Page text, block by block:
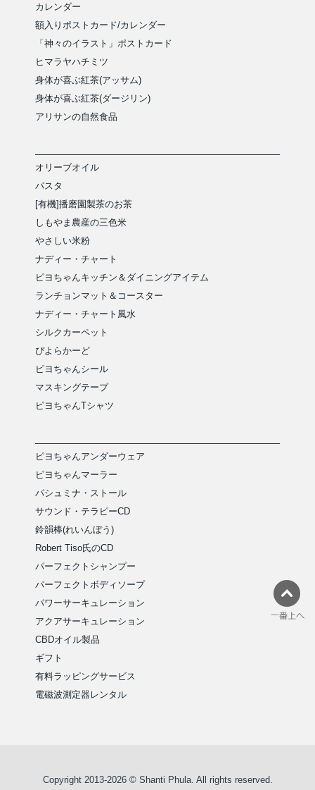
カレンダー
額入りポストカード/カレンダー
「神々のイラスト」ポストカード
ヒマラヤハチミツ
身体が喜ぶ紅茶(アッサム)
身体が喜ぶ紅茶(ダージリン)
アリサンの自然食品
オリーブオイル
パスタ
[有機]播磨園製茶のお茶
しもやま農産の三色米
やさしい米粉
ナディー・チャート
ピヨちゃんキッチン＆ダイニングアイテム
ランチョンマット＆コースター
ナディー・チャート風水
シルクカーペット
ぴよらかーど
ピヨちゃんシール
マスキングテープ
ピヨちゃんTシャツ
ピヨちゃんアンダーウェア
ピヨちゃんマーラー
パシュミナ・ストール
サウンド・テラピーCD
鈴韻棒(れいんぼう)
Robert Tiso氏のCD
パーフェクトシャンプー
パーフェクトボディソープ
パワーサーキュレーション
アクアサーキュレーション
CBDオイル製品
ギフト
有料ラッピングサービス
電磁波測定器レンタル
Copyright 2013-2026 © Shanti Phula. All rights reserved.